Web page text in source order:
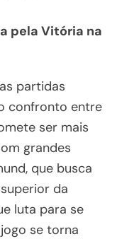
pela Vitória na
partidas
confronto entre
ser mais
grandes
que busca
da
luta para se
se torna